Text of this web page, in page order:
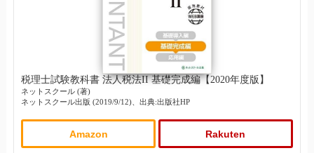
税理士試験教科書 法人税法II 基礎完成編【2020年度版】
ネットスクール (著)
ネットスクール出版 (2019/9/12)、出典:出版社HP
Amazon Rakuten